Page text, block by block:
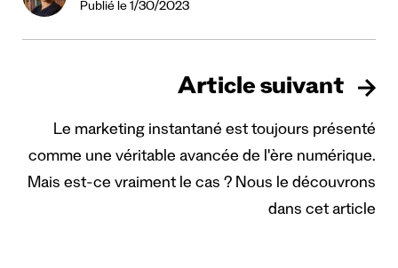
Publié le 1/30/2023
Article suivant
Le marketing instantané est toujours présenté
comme une véritable avancée de l'ère numérique.
Mais est-ce vraiment le cas ? Nous le découvrons
dans cet article